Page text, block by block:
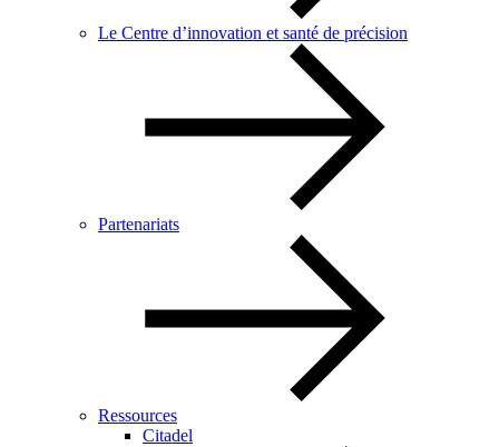
Le Centre d’innovation et santé de précision
Partenariats
Ressources
Citadel